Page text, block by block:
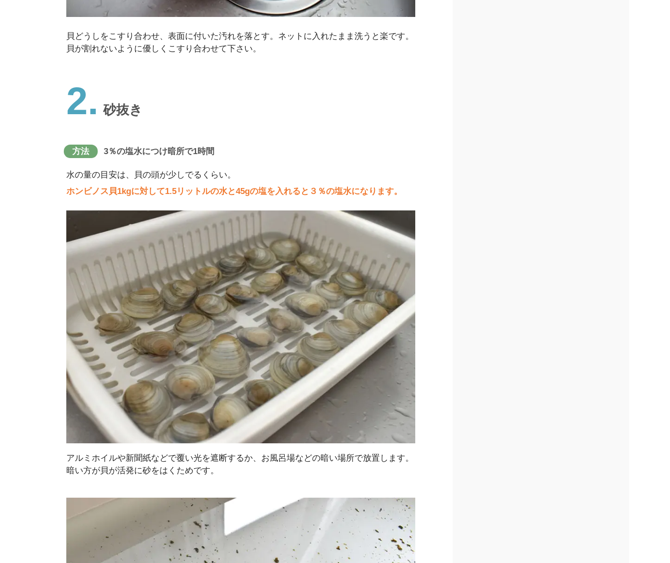
貝どうしをこすり合わせ、表面に付いた汚れを落とす。ネットに入れたまま洗うと楽です。
貝が割れないように優しくこすり合わせて下さい。
2. 砂抜き
方法 3％の塩水につけ暗所で1時間
水の量の目安は、貝の頭が少しでるくらい。
ホンビノス貝1kgに対して1.5リットルの水と45gの塩を入れると３％の塩水になります。
アルミホイルや新聞紙などで覆い光を遮断するか、お風呂場などの暗い場所で放置します。
暗い方が貝が活発に砂をはくためです。